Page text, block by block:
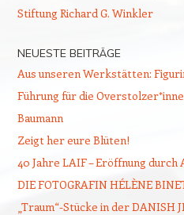
Stiftung Richard G. Winkler
NEUESTE BEITRÄGE
Aus unseren Werkstätten:
Führung für die
Baumann
Zeigt her eure Blüten!
40 Jahre LAIF – Eröffnung
DIE FOTOGRAFIN HÉLÈNE
„Traum“-Stücke in der DANISH